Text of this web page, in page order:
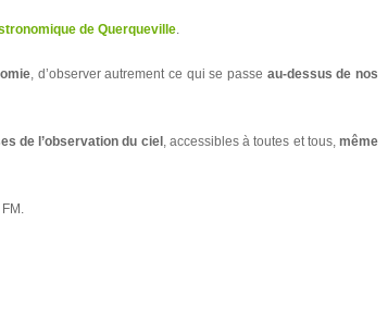
de Querqueville.
, d’observer autrement ce qui se passe au-dessus de nos
de l’observation du ciel , accessibles à toutes et tous,même